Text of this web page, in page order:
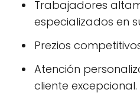
Trabajadores
especializados en
Prezios
Atención
cliente excepcional.